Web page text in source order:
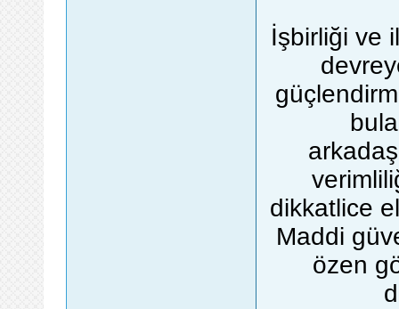
İşbirliği ve
dikkatlice
Maddi
özen